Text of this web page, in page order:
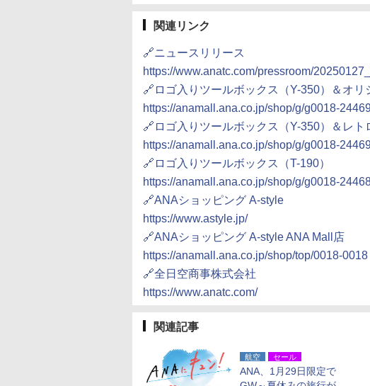
関連リンク
🔗ニュースリリース
https://www.anatc.com/pressroom/
🔗ロゴ入りツールボックス（Y-350）＆オリ
https://anamall.ana.co.jp/shop/g/g0018-
🔗ロゴ入りツールボックス（Y-350）＆レト
https://anamall.ana.co.jp/shop/g/g0018-
🔗ロゴ入りツールボックス（T-190）
https://anamall.ana.co.jp/shop/g/g0018-
🔗ANAショッピング A-style
https://www.astyle.jp/
🔗ANAショッピング A-style ANA Mall店
https://anamall.ana.co.jp/shop/top/0018-0018
🔗全日空商事株式会社
https://www.anatc.com/
関連記事
航空 セール
ANA、1月29日限定で